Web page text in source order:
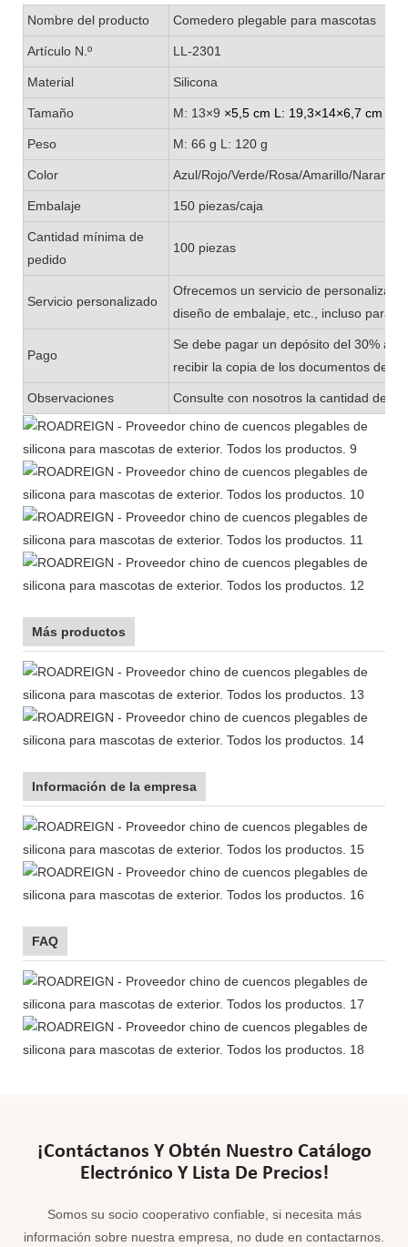
Nombre del producto Comedero plegable para mascotas
Artículo N.º LL-2301
Material Silicona
Tamaño M: 13×9 ×5,5 cm L: 19,3×14×6,7 cm
Peso M: 66 g L: 120 g
Color Azul/Rojo/Verde/Rosa/Amarillo/Naranja
Embalaje 150 piezas/caja
Cantidad mínima de
pedido
100 piezas
Servicio personalizado
Ofrecemos un servicio de
diseño de embalaje, etc., incluso para
Pago
Se debe pagar un depósito del 30%
recibir la copia de los documentos de
Observaciones Consulte con nosotros la cantidad de
Más productos
Información de la empresa
FAQ
¡Contáctanos Y Obtén Nuestro Catálogo
Electrónico Y Lista De Precios!
Somos su socio cooperativo confiable, si necesita más
información sobre nuestra empresa, no dude en contactarnos.